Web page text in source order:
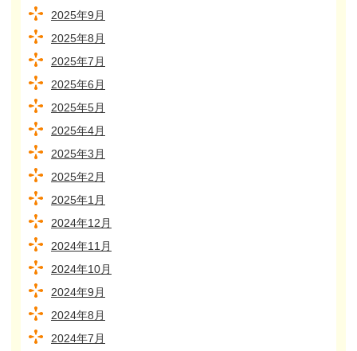
2025年9月
2025年8月
2025年7月
2025年6月
2025年5月
2025年4月
2025年3月
2025年2月
2025年1月
2024年12月
2024年11月
2024年10月
2024年9月
2024年8月
2024年7月